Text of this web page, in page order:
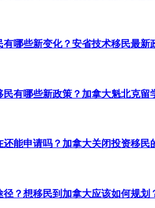
哪些新变化？安省技术移民最新
民有哪些新政策？加拿大魁北克留
能申请吗？加拿大关闭投资移民
？想移民到加拿大应该如何规划